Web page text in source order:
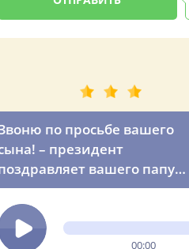
по просьбе вашего
– президент
вашего папу
телефону
00:00